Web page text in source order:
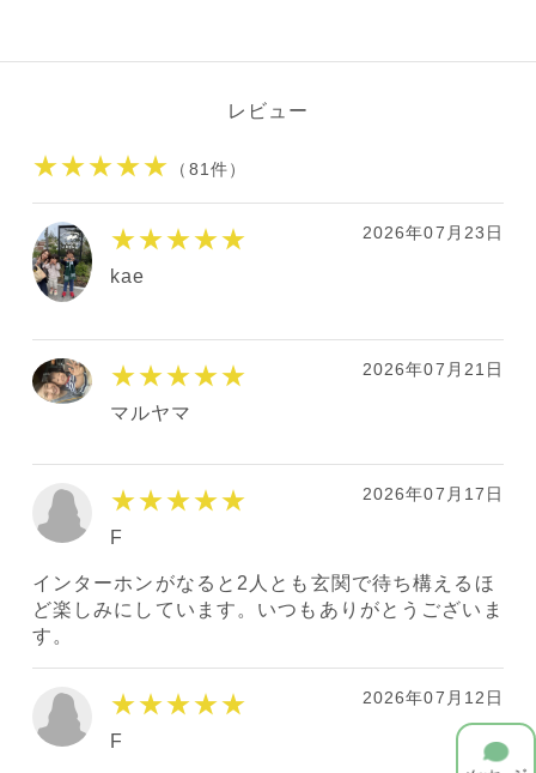
レビュー
★★★★★ （81件）
★★★★★ 2026年07月23日
kae
★★★★★ 2026年07月21日
マルヤマ
★★★★★ 2026年07月17日
F
インターホンがなると2人とも玄関で待ち構えるほ
ど楽しみにしています。いつもありがとうございま
す。
★★★★★ 2026年07月12日
F